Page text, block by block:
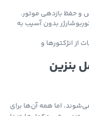
بازدهی موتور.
بدون آسیب به
و
اما همه آن‌ها برای